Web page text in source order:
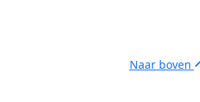
Naar boven